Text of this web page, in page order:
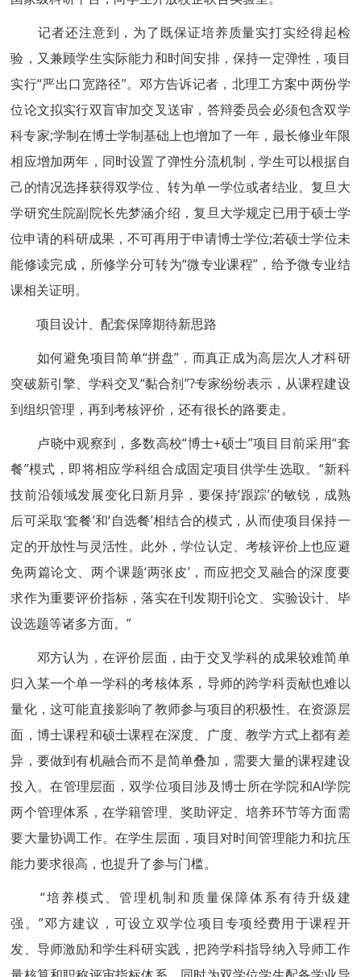
记者还注意到，为了既保证培养质量实打实经得起检
验，又兼顾学生实际能力和时间安排，保持一定弹性，项目
实行“严出口宽路径”。邓方告诉记者，北理工方案中两份学
位论文拟实行双盲审加交叉送审，答辩委员会必须包含双学
科专家;学制在博士学制基础上也增加了一年，最长修业年限
相应增加两年，同时设置了弹性分流机制，学生可以根据自
己的情况选择获得双学位、转为单一学位或者结业。复旦大
学研究生院副院长先梦涵介绍，复旦大学规定已用于硕士学
位申请的科研成果，不可再用于申请博士学位;若硕士学位未
能修读完成，所修学分可转为“微专业课程”，给予微专业结
课相关证明。
项目设计、配套保障期待新思路
如何避免项目简单“拼盘”，而真正成为高层次人才科研
突破新引擎、学科交叉“黏合剂”?专家纷纷表示，从课程建设
到组织管理，再到考核评价，还有很长的路要走。
卢晓中观察到，多数高校“博士+硕士”项目目前采用“套
餐”模式，即将相应学科组合成固定项目供学生选取。“新科
技前沿领域发展变化日新月异，要保持‘跟踪’的敏锐，成熟
后可采取‘套餐’和‘自选餐’相结合的模式，从而使项目保持一
定的开放性与灵活性。此外，学位认定、考核评价上也应避
免两篇论文、两个课题‘两张皮’，而应把交叉融合的深度要
求作为重要评价指标，落实在刊发期刊论文、实验设计、毕
设选题等诸多方面。”
邓方认为，在评价层面，由于交叉学科的成果较难简单
归入某一个单一学科的考核体系，导师的跨学科贡献也难以
量化，这可能直接影响了教师参与项目的积极性。在资源层
面，博士课程和硕士课程在深度、广度、教学方式上都有差
异，要做到有机融合而不是简单叠加，需要大量的课程建设
投入。在管理层面，双学位项目涉及博士所在学院和AI学院
两个管理体系，在学籍管理、奖助评定、培养环节等方面需
要大量协调工作。在学生层面，项目对时间管理能力和抗压
能力要求很高，也提升了参与门槛。
“培养模式、管理机制和质量保障体系有待升级建
强。”邓方建议，可设立双学位项目专项经费用于课程开
发、导师激励和学生科研实践，把跨学科指导纳入导师工作